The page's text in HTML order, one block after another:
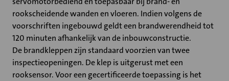
rookscheidende wanden en vloeren. Indien volgens de
voorschriften ingebouwd geldt een brandwerendheid tot
120 minuten afhankelijk van de inbouwconstructie.
De brandkleppen zijn standaard voorzien van twee
inspectieopeningen. De klep is uitgerust met een
rooksensor. Voor een gecertificeerde toepassing is het